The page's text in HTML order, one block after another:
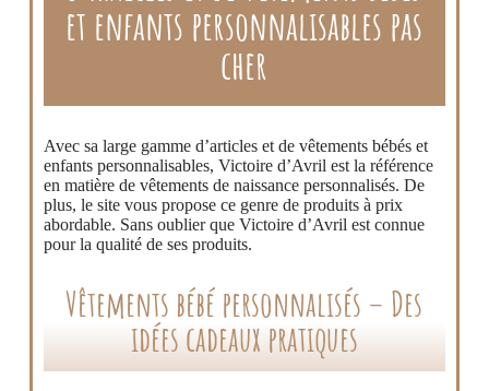
et enfants personnalisables pas
cher
Avec sa large gamme d’articles et de vêtements bébés et
enfants personnalisables, Victoire d’Avril est la référence
en matière de vêtements de naissance personnalisés. De
plus, le site vous propose ce genre de produits à prix
abordable. Sans oublier que Victoire d’Avril est connue
pour la qualité de ses produits.
Vêtements bébé personnalisés – Des
idées cadeaux pratiques